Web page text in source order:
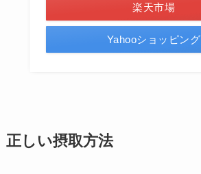
楽天市場
Yahooショッピング
正しい摂取方法